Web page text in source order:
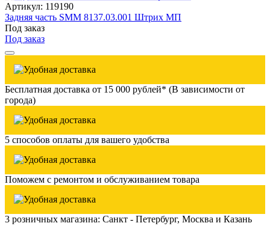
Артикул: 119190
Задняя часть SMM 8137.03.001 Штрих МП
Под заказ
Под заказ
Бесплатная доставка от 15 000 рублей* (В зависимости от
города)
5 способов оплаты для вашего удобства
Поможем с ремонтом и обслуживанием товара
3 розничных магазина: Санкт - Петербург, Москва и Казань